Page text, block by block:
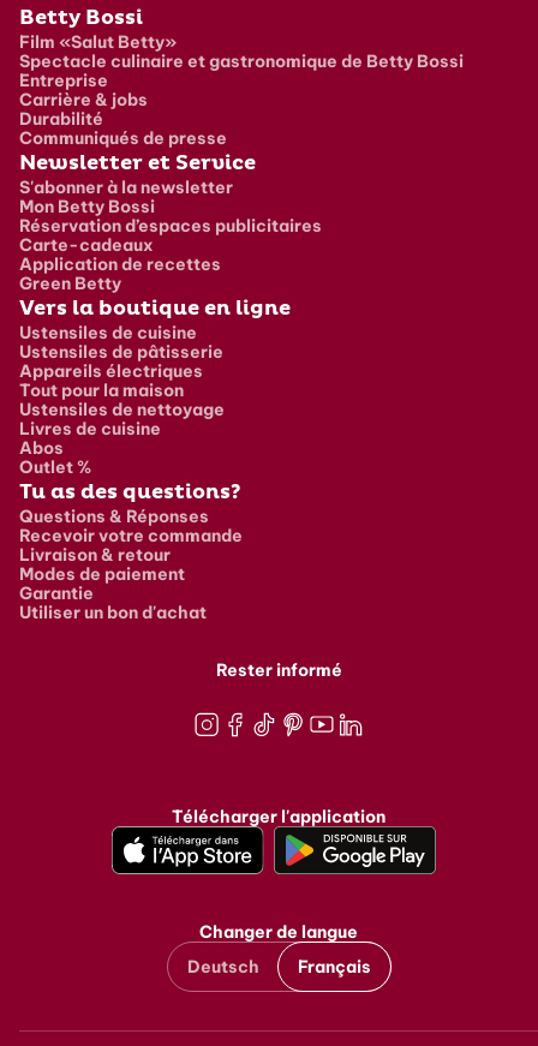
Pied de page
Betty Bossi
Film «Salut Betty»
Spectacle culinaire et gastronomique de Betty Bossi
Entreprise
Carrière & jobs
Durabilité
Communiqués de presse
Newsletter et Service
S'abonner à la newsletter
Mon Betty Bossi
Réservation d’espaces publicitaires
Carte-cadeaux
Application de recettes
Green Betty
Vers la boutique en ligne
Ustensiles de cuisine
Ustensiles de pâtisserie
Appareils électriques
Tout pour la maison
Ustensiles de nettoyage
Livres de cuisine
Abos
Outlet %
Tu as des questions?
Questions & Réponses
Recevoir votre commande
Livraison & retour
Modes de paiement
Garantie
Utiliser un bon d'achat
Rester informé
Télécharger l'application
Changer de langue
Deutsch
Français